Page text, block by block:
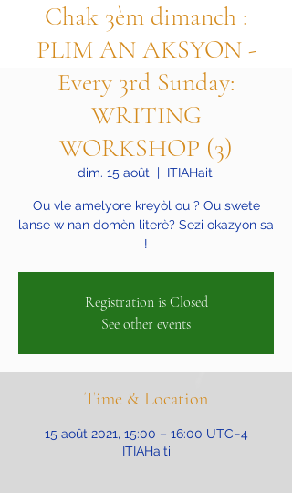
Chak 3èm dimanch :
PLIM AN AKSYON -
Every 3rd Sunday:
WRITING
WORKSHOP (3)
dim. 15 août
  |
ITIAHaiti
Ou vle amelyore kreyòl ou ? Ou swete
lanse w nan domèn literè? Sezi okazyon sa
!
Registration is Closed
See other events
Time & Location
15 août 2021, 15:00 – 16:00 UTC−4
ITIAHaiti